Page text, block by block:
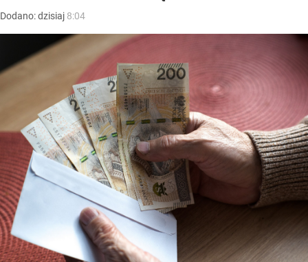
Dodano:dzisiaj 8:04